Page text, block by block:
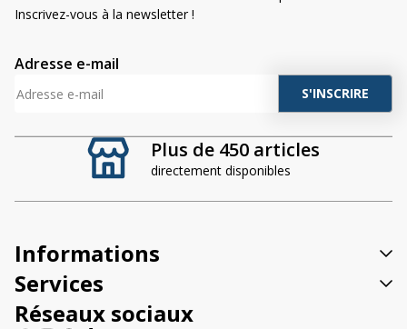
Plus de 450 articles
directement disponibles
Inscrivez-vous à la newsletter !
Adresse e-mail
A
t
i
v
e
:
Informations
Services
Réseaux sociaux